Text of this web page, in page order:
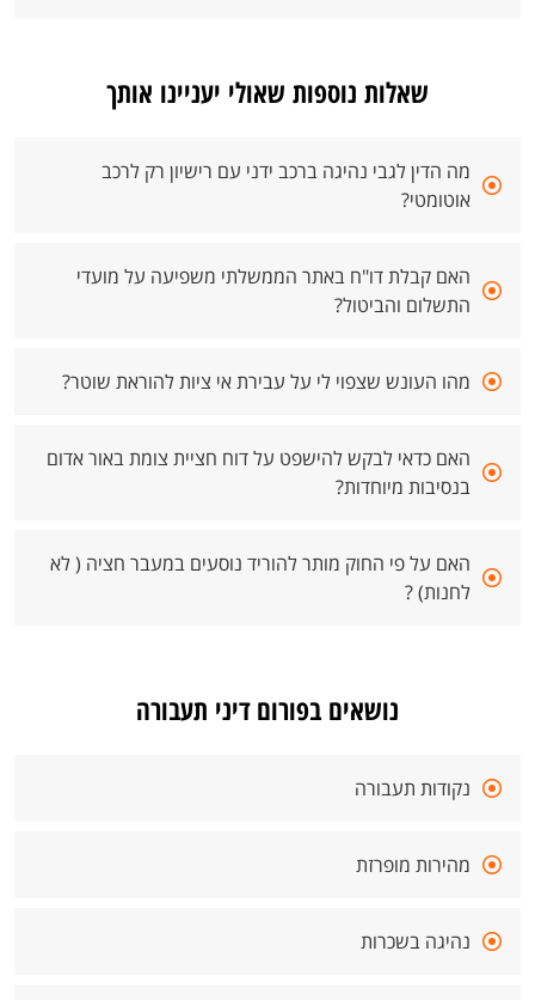
שאלות נוספות שאולי יעניינו אותך
מה הדין לגבי נהיגה ברכב ידני עם רישיון רק לרכב
אוטומטי?
האם קבלת דו"ח באתר הממשלתי משפיעה על מועדי
התשלום והביטול?
מהו העונש שצפוי לי על עבירת אי ציות להוראת שוטר?
האם כדאי לבקש להישפט על דוח חציית צומת באור אדום
בנסיבות מיוחדות?
האם על פי החוק מותר להוריד נוסעים במעבר חציה ( לא
לחנות) ?
נושאים בפורום דיני תעבורה
נקודות תעבורה
מהירות מופרזת
נהיגה בשכרות